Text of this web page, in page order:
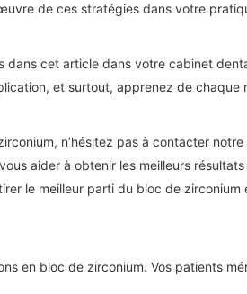
de ces stratégies dans votre
cet article dans votre cabinet
et surtout, apprenez de chaque
n’hésitez pas à contacter
aider à obtenir les meilleurs
le meilleur parti du bloc de
en bloc de zirconium. Vos patients